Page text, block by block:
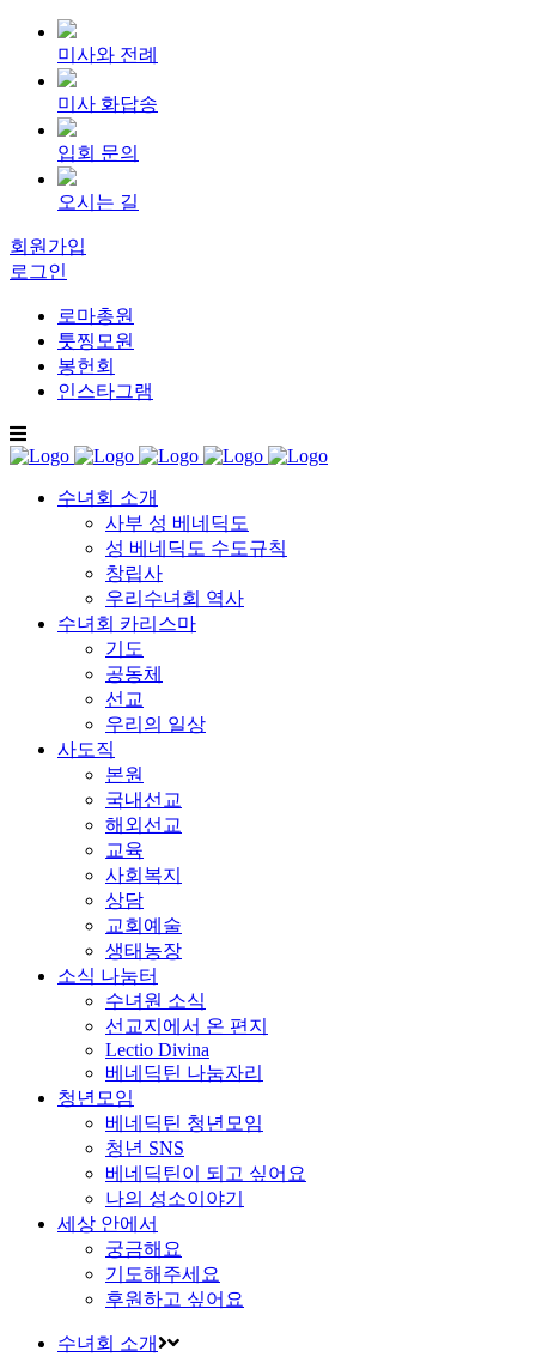
미사와 전례
미사 화답송
입회 문의
오시는 길
회원가입
로그인
로마총원
툿찡모원
봉헌회
인스타그램
수녀회 소개
사부 성 베네딕도
성 베네딕도 수도규칙
창립사
우리수녀회 역사
수녀회 카리스마
기도
공동체
선교
우리의 일상
사도직
본원
국내선교
해외선교
교육
사회복지
상담
교회예술
생태농장
소식 나눔터
수녀원 소식
선교지에서 온 편지
Lectio Divina
베네딕틴 나눔자리
청년모임
베네딕틴 청년모임
청년 SNS
베네딕틴이 되고 싶어요
나의 성소이야기
세상 안에서
궁금해요
기도해주세요
후원하고 싶어요
수녀회 소개